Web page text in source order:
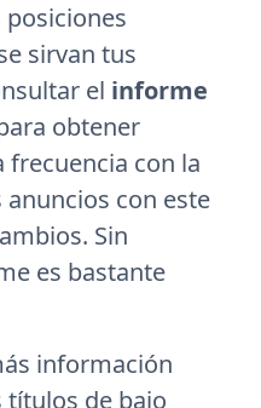
sirvan tus
el informe
obtener
con la
con este
Sin
es bastante
información
títulos de bajo